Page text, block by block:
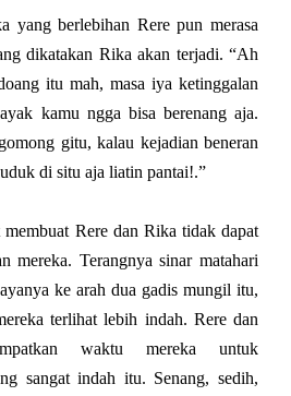
yang berlebihan Rere pun merasa
dikatakan Rika akan terjadi. “Ah
itu mah, masa iya ketinggalan
kamu ngga bisa berenang aja.
gitu, kalau kejadian beneran
di situ aja liatin pantai!.”
Rere dan Rika tidak dapat
mereka. Terangnya sinar matahari
ke arah dua gadis mungil itu,
terlihat lebih indah. Rere dan
waktu mereka untuk
sangat indah itu. Senang, sedih,